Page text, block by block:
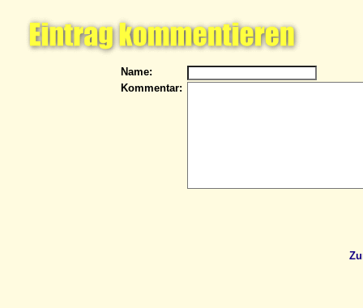
Name:
Kommentar: